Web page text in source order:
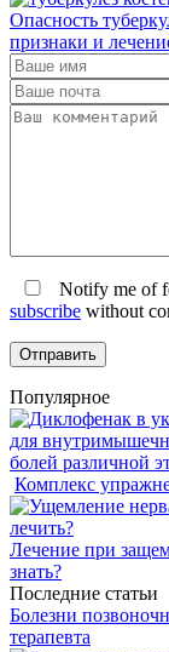
Опасность
признаки и
Notify me of
subscribe without
Популярное
для
болей различной
Комплекс
Лечение при
знать?
Последние статьи
Болезни
терапевта